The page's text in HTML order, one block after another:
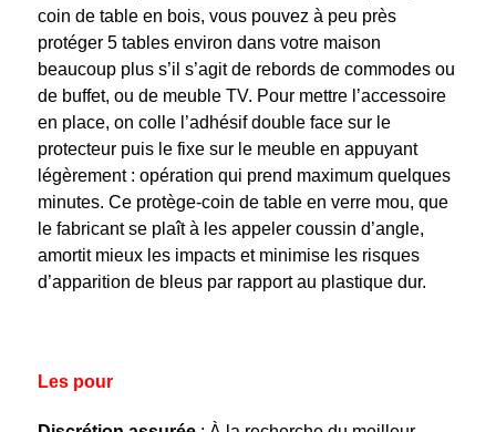
coin de table en bois, vous pouvez à peu près
protéger 5 tables environ dans votre maison
beaucoup plus s’il s’agit de rebords de commodes ou
de buffet, ou de meuble TV. Pour mettre l’accessoire
en place, on colle l’adhésif double face sur le
protecteur puis le fixe sur le meuble en appuyant
légèrement : opération qui prend maximum quelques
minutes. Ce protège-coin de table en verre mou, que
le fabricant se plaît à les appeler coussin d’angle,
amortit mieux les impacts et minimise les risques
d’apparition de bleus par rapport au plastique dur.
Les pour